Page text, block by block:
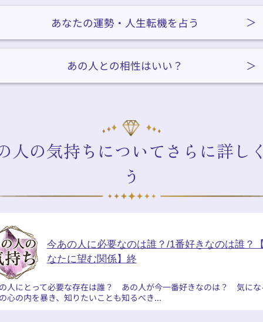
あなたの運勢・人生転機を占う
あの人との相性はいい？
人の気持ちについてさらに詳し
う
今あの人に必要なのは誰？/1番好きなのは誰？
なたに望む関係】終
人にとって必要な存在は誰？ あの人が今一番好きなのは？ 気にな
心の内を暴き、知りたいことも知るべき...